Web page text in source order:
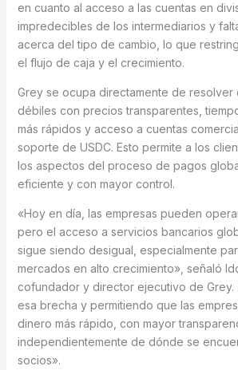
en cuanto al acceso a las cuentas en
impredecibles de los intermediarios y
acerca del tipo de cambio, lo que
el flujo de caja y el crecimiento.
Grey se ocupa directamente de resolver
débiles con precios transparentes,
más rápidos y acceso a cuentas
soporte de USDC. Esto permite a los
los aspectos del proceso de pagos
eficiente y con mayor control.
«Hoy en día, las empresas pueden
pero el acceso a servicios bancarios
sigue siendo desigual, especialmente
mercados en alto crecimiento», señaló
cofundador y director ejecutivo de Grey.
esa brecha y permitiendo que las
dinero más rápido, con mayor
independientemente de dónde se
socios».